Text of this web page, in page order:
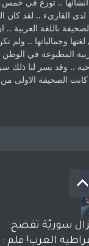
لدى القارىء ..‏ لقد كان
باللغة العربية ..
وجمالياتها .. ولم
المطبوعة في
.. وقد يسر لنا ذلك
كانت ‏الصحيفة الاولى
سوريّة تفضح:
الغرب! قلم :